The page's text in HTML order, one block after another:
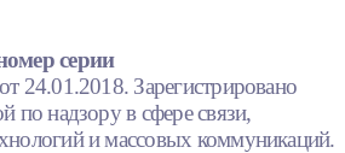
серии
Зарегистрировано
по надзору в сфере связи,
и массовых коммуникаций.